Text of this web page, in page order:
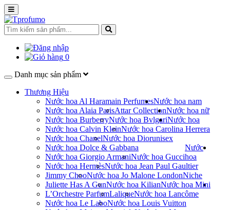
0
Danh mục sản phẩm
Thương Hiệu
Nước hoa Al Haramain Perfumes
Nước hoa Alaia ParisAttar Collection
Nước hoa BurberryNước hoa Bvlgari
Nước hoa Calvin KleinNước hoa Carolina Herrera
Nước hoa ChanelNước hoa Dior
Nước hoa Dolce & Gabbana
Nước hoa Giorgio ArmaniNước hoa Gucci
Nước hoa HermèsNước hoa Jean Paul Gaultier
Jimmy ChooNước hoa Jo Malone London
Juliette Has A GunNước hoa Kilian
L’Orchestre ParfumLaliqueNước hoa Lancôme
Nước hoa Le LaboNước hoa Louis Vuitton
Nước hoa nam
Nước hoa nữ
Nước hoa
unisex
Nước
hoa
Niche
Nước hoa Mini